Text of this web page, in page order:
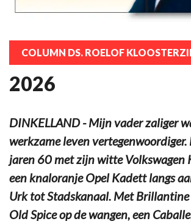
COLUMN DS. ROELOF
2026
DINKELLAND - Mijn vader zaliger
werkzame leven
jaren 60 met zijn witte Volkswagen
een knaloranje Opel Kadett langs
Urk tot Stadskanaal. Met
Old Spice op de wangen, een